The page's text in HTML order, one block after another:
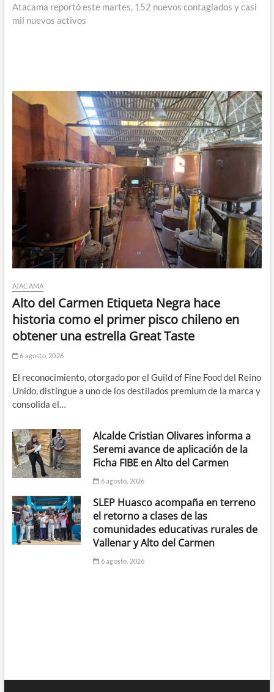
siguiente:
Atacama reportó este martes, 152 nuevos contagiados y casi
mil nuevos activos
ATACAMA
Alto del Carmen Etiqueta Negra hace
historia como el primer pisco chileno en
obtener una estrella Great Taste
6 agosto, 2026
El reconocimiento, otorgado por el Guild of Fine Food del Reino
Unido, distingue a uno de los destilados premium de la marca y
consolida el…
Alcalde Cristian Olivares informa a
Seremi avance de aplicación de la
Ficha FIBE en Alto del Carmen
6 agosto, 2026
SLEP Huasco acompaña en terreno
el retorno a clases de las
comunidades educativas rurales de
Vallenar y Alto del Carmen
6 agosto, 2026